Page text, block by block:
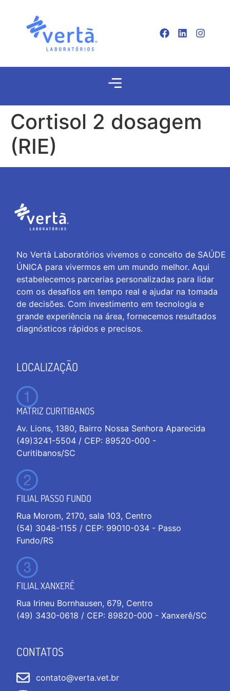
Cortisol 2 dosagem
(RIE)
No Vertà Laboratórios vivemos o conceito de SAÚDE
ÚNICA para vivermos em um mundo melhor. Aqui
estabelecemos parcerias personalizadas para lidar
com os desafios em tempo real e ajudar na tomada
de decisões. Com investimento em tecnologia e
grande experiência na área, fornecemos resultados
diagnósticos rápidos e precisos.
LOCALIZAÇÃO
MATRIZ CURITIBANOS
Av. Lions, 1380, Bairro Nossa Senhora Aparecida
(49)3241-5504 / CEP: 89520-000 -
Curitibanos/SC
FILIAL PASSO FUNDO
Rua Morom, 2170, sala 103, Centro
(54) 3048-1155 / CEP: 99010-034 - Passo
Fundo/RS
FILIAL XANXERÊ
Rua Irineu Bornhausen, 679, Centro
(49) 3430-0618 / CEP: 89820-000 - Xanxerê/SC
CONTATOS
contato@verta.vet.br